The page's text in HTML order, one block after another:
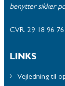
benytter sikker
CVR. 29 18 96 76
LINKS
Vejledning til